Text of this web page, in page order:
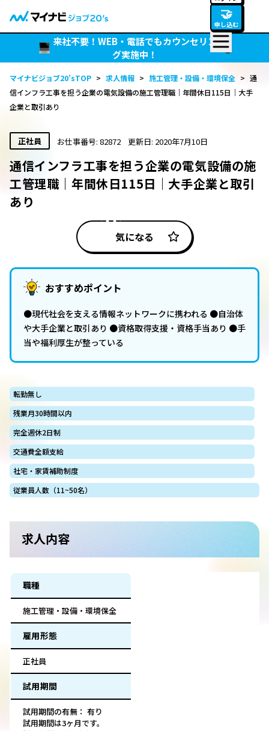
🤝
申し込む
来社不要！WEB・電話でもカウンセリン
グ実施中！
マイナビジョブ20’sTOP > 求人情報 > 施工管理・設備・環境保全 > 通
信インフラ工事を担う企業の電気設備の施工管理職｜年間休日115日｜大手
企業と取引あり
正社員 お仕事番号: 82872 更新日: 2020年7月10日
通信インフラ工事を担う企業の電気設備の施
工管理職｜年間休日115日｜大手企業と取引
あり
気になる
おすすめポイント
●現代社会を支える情報ネットワークに携われる ●自治体
や大手企業と取引あり ●資格取得支援・資格手当あり ●手
当や福利厚生が整っている
転勤無し
残業月30時間以内
完全週休2日制
交通費全額支給
社宅・家賃補助制度
従業員人数（11~50名）
求人内容
職種
施工管理・設備・環境保全
雇用形態
正社員
試用期間
試用期間の有無： 有り
試用期間は3ヶ月です。